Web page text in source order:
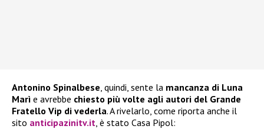
Antonino Spinalbese , quindi, sente la mancanza di Luna
Marì e avrebbe chiesto più volte agli autori del Grande
Fratello Vip di vederla. A rivelarlo, come riporta anche il
sito anticipazinitv.it , è stato Casa Pipol: